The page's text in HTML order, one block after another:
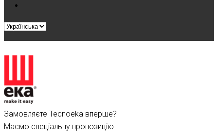
Замовляєте Tecnoeka вперше?
Маємо спеціальну пропозицію